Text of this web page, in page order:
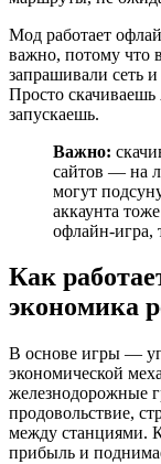
Мод работает
важно, потому что
запрашивали сеть
Просто
запускаешь.
Важно:
сайтов — на
могут
аккаунта
офлайн-игра,
Как
экономика
В основе игры —
экономической
железнодорожные
продовольствие,
между станциями.
прибыль и